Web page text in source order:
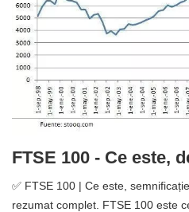
FTSE 100 - Ce este,
✅ FTSE 100 | Ce este,
rezumat complet. FTSE 100 este